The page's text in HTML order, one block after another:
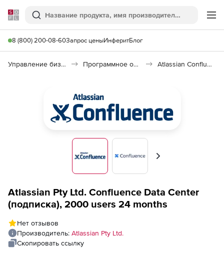
Softline
Поиск
8 (800) 200-08-60Запрос ценыИнферитБлог
Управление бизнесом, CRM/ERP Программное обеспечение для управления бизнесом Atlassian Confluence
Вперед
Atlassian Pty Ltd. Confluence Data Center
(подписка), 2000 users 24 months
Нет отзывов
Производитель: Atlassian Pty Ltd.
Скопировать ссылку